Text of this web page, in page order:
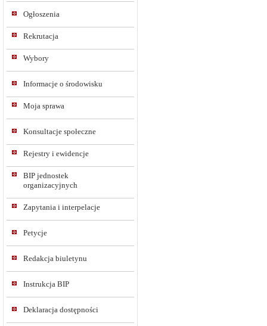
Ogłoszenia
Rekrutacja
Wybory
Informacje o środowisku
Moja sprawa
Konsultacje społeczne
Rejestry i ewidencje
BIP jednostek
organizacyjnych
Zapytania i interpelacje
Petycje
Redakcja biuletynu
Instrukcja BIP
Deklaracja dostępności